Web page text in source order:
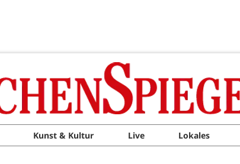
Kunst & Kultur Live Lokales